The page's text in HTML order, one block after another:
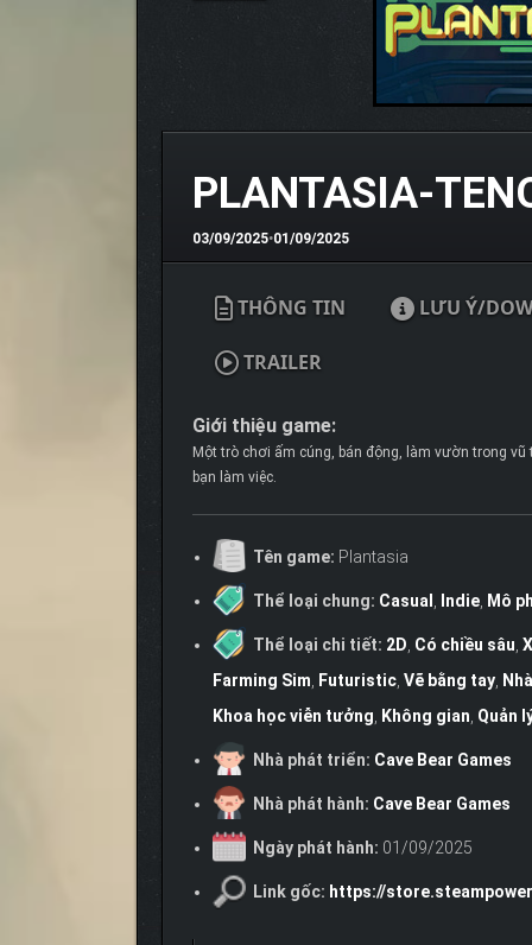
PLANTASIA-
03/09/2025•01/09/2025
THÔNG TIN LƯU Ý/
TRAILER
Giới thiệu game:
Một trò chơi ấm cúng, bán động, làm vườn trong
bạn làm việc.
Tên game: Plantasia
Thể loại chung: Casual , Indie, Mô
Thể loại chi tiết: 2D, Có chiều sâu,
Farming Sim, Futuristic, Vẽ bằng tay,
Khoa học viễn tưởng, Không gian, Quản
Nhà phát triển: Cave Bear Games
Nhà phát hành: Cave Bear Games
Ngày phát hành: 01/09/2025
Link gốc: https://